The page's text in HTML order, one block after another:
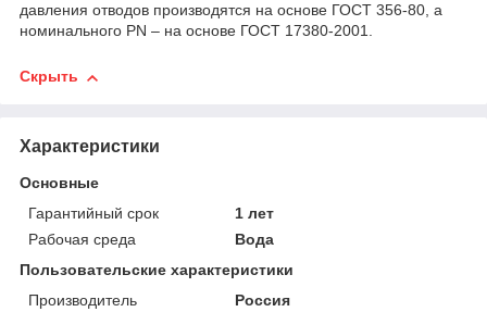
давления отводов производятся на основе ГОСТ 356-80, а
номинального PN – на основе ГОСТ 17380-2001.
Скрыть
Характеристики
Основные
Гарантийный срок
1 лет
Рабочая среда
Вода
Пользовательские характеристики
Производитель
Россия